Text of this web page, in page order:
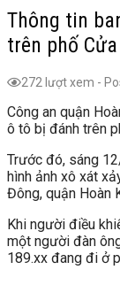
Thông tin
trên phố
272 lượt xem -
Công an quận
ô tô bị đánh trên
Trước đó, sáng
hình ảnh xô xát
Đông, quận Hoàn
Khi người điều
một người đàn
189.xx đang đi ở